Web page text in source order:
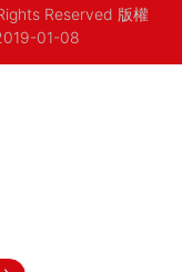
Reserved 版權
01-08